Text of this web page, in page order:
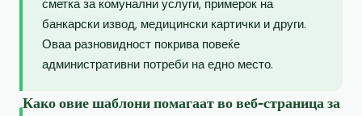
сметка за комунални услуги, примерок на
банкарски извод, медицински картички и други.
Оваа разновидност покрива повеќе
административни потреби на едно место.
Како овие шаблони помагаат во веб-страница за